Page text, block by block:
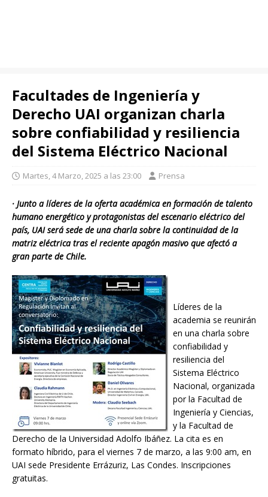
Facultades de Ingeniería y
Derecho UAI organizan charla
sobre confiabilidad y resiliencia
del Sistema Eléctrico Nacional
Martes, 4 Marzo, 2025 a las 23:00 Prensa
· Junto a líderes de la oferta académica en formación de talento
humano energético y protagonistas del escenario eléctrico del
país, UAI será sede de una charla sobre la continuidad de la
matriz eléctrica tras el reciente apagón masivo que afectó a
gran parte de Chile.
Líderes de la
academia se reunirán
en una charla sobre
confiabilidad y
resiliencia del
Sistema Eléctrico
Nacional, organizada
por la Facultad de
Ingeniería y Ciencias,
y la Facultad de
Derecho de la Universidad Adolfo Ibáñez. La cita es en
formato híbrido, para el viernes 7 de marzo, a las 9:00 am, en
UAI sede Presidente Errázuriz, Las Condes. Inscripciones
gratuitas.